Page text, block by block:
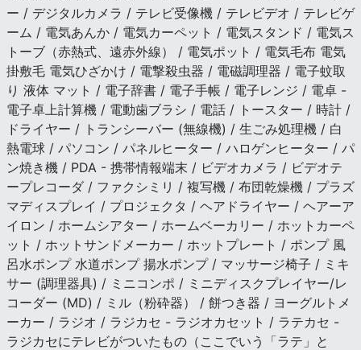
ー / デジタルカメラ / テレビ受像機 / テレビデオ / テレビゲ
ーム / 電気あんか / 電気カーペット / 電気スタンド / 電気ス
トーブ（赤熱式、遠赤外線） / 電気ポット / 電気毛布 電気
掛敷毛 電気ひざかけ / 電撃殺虫器 / 電磁調理器 / 電子蚊取
り 液体 マット / 電子辞書 / 電子手帳 / 電子レンジ / 電卓 -
電子卓上計算機 / 電動歯ブラシ / 電話 / トースター / 時計 /
ドライヤー / トランシーバー (無線機) / 生ごみ処理機 / 白
熱電球 / パソコン / パネルヒーター / ハロゲンヒーター / パ
ン焼き機 / PDA - 携帯情報端末 / ビデオカメラ / ビデオテ
ープレコーダ / ファクシミリ / 複写機 / 布団乾燥機 / プラズ
マディスプレイ / プロジェクタ / ヘアドライヤー / ヘアーア
イロン / ホームシアター / ホームベーカリー / ホットカーペ
ット / ホットサンドメーカー / ホットプレート / ポンプ 風
呂水ポンプ 水道ポンプ 揚水ポンプ / マッサージ椅子 / ミキ
サー (調理器具) / ミニコンポ / ミニディスクプレイヤー/レ
コーダー (MD) / ミル（粉砕器） / 餅つき器 / ヨーグルトメ
ーカー / ラジオ / ラジカセ - ラジオカセット / ラテカセ -
ラジカセにテレビがついたもの（ここでいう「ラテ」と